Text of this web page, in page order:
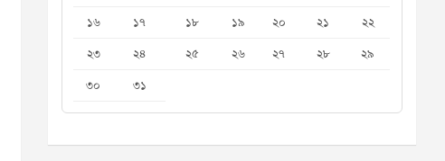
১৬
১৭ ১৮ ১৯ ২০ ২১
২২
২৩
২৪ ২৫ ২৬ ২৭ ২৮
২৯
৩০
৩১